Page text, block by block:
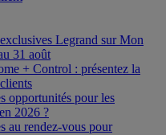
Legrand sur Mon
31 août
+ Control : présentez la
opportunités pour les
2026 ?
au rendez-vous pour